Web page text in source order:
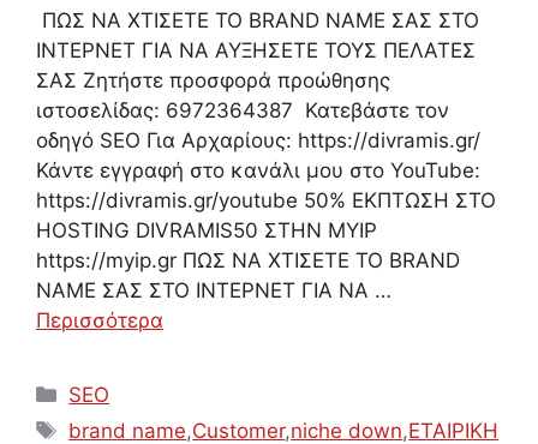
ΠΩΣ ΝΑ ΧΤΙΣΕΤΕ ΤΟ BRAND NAME ΣΑΣ ΣΤΟ
ΙΝΤΕΡΝΕΤ ΓΙΑ ΝΑ ΑΥΞΗΣΕΤΕ ΤΟΥΣ ΠΕΛΑΤΕΣ
ΣΑΣ Ζητήστε προσφορά προώθησης
ιστοσελίδας: 6972364387 Κατεβάστε τον
οδηγό SEO Για Αρχαρίους: https://divramis.gr/
Κάντε εγγραφή στο κανάλι μου στο YouTube:
https://divramis.gr/youtube 50% ΕΚΠΤΩΣΗ ΣΤΟ
HOSTING DIVRAMIS50 ΣΤΗΝ MYIP
https://myip.gr ΠΩΣ ΝΑ ΧΤΙΣΕΤΕ ΤΟ BRAND
NAME ΣΑΣ ΣΤΟ ΙΝΤΕΡΝΕΤ ΓΙΑ ΝΑ …
Περισσότερα
Κατηγορίες
SEO
Ετικέτες
brand name,Customer,niche down,ΕΤΑΙΡΙΚΗ